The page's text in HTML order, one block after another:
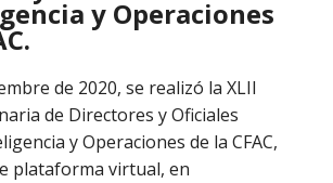
y Operaciones
de 2020, se realizó la XLII
de Directores y Oficiales
y Operaciones de la CFAC,
plataforma virtual, en